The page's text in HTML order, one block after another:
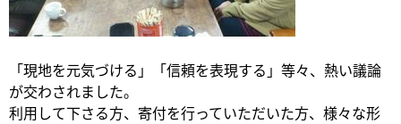
「現地を元気づける」「信頼を表現する」等々、熱い議論
が交わされました。
利用して下さる方、寄付を行っていただいた方、様々な形